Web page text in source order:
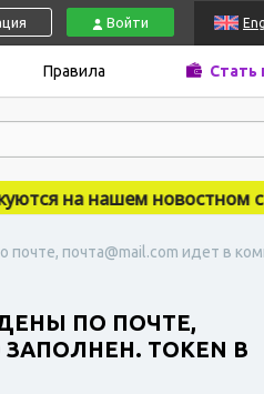
Войти Eng
Правила Стать
на нашем новостном
почта@mail.com идет в
ПО ПОЧТЕ,
TOKEN В